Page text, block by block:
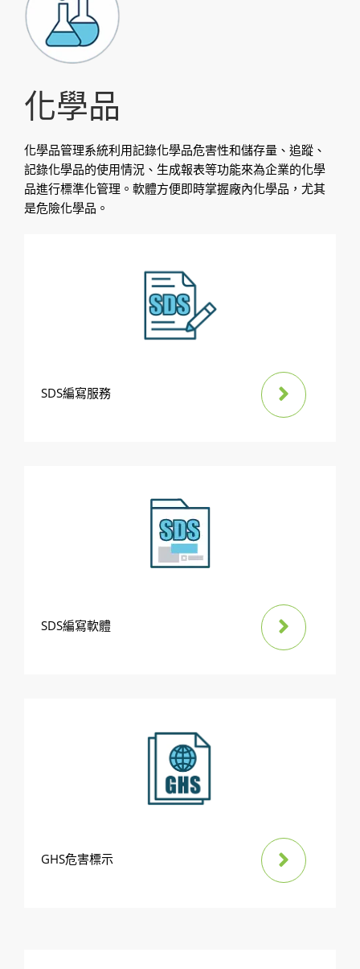
化學品
化學品管理系統利用記錄化學品危害性和儲存量、追蹤、
記錄化學品的使用情況、生成報表等功能來為企業的化學
品進行標準化管理。軟體方便即時掌握廠內化學品，尤其
是危險化學品。
SDS編寫服務
SDS編寫軟體
GHS危害標示